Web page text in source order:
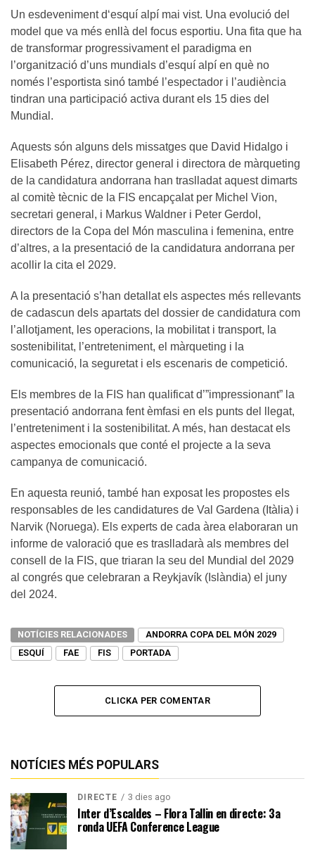
Un esdeveniment dʻesquí alpí mai vist. Una evolució del
model que va més enllà del focus esportiu. Una fita que ha
de transformar progressivament el paradigma en
l’organització d’uns mundials d’esquí alpí en què no
només l’esportista sinó també l’espectador i l’audiència
tindran una participació activa durant els 15 dies del
Mundial.
Aquests són alguns dels missatges que David Hidalgo i
Elisabeth Pérez, director general i directora de màrqueting
de la candidatura andorrana han traslladat aquest dimarts
al comitè tècnic de la FIS encapçalat per Michel Vion,
secretari general, i Markus Waldner i Peter Gerdol,
directors de la Copa del Món masculina i femenina, entre
d’altres, a la presentació de la candidatura andorrana per
acollir la cita el 2029.
A la presentació s’han detallat els aspectes més rellevants
de cadascun dels apartats del dossier de candidatura com
l’allotjament, les operacions, la mobilitat i transport, la
sostenibilitat, l’entreteniment, el màrqueting i la
comunicació, la seguretat i els escenaris de competició.
Els membres de la FIS han qualificat d’”impressionant” la
presentació andorrana fent èmfasi en els punts del llegat,
l’entreteniment i la sostenibilitat. A més, han destacat els
aspectes emocionals que conté el projecte a la seva
campanya de comunicació.
En aquesta reunió, també han exposat les propostes els
responsables de les candidatures de Val Gardena (Itàlia) i
Narvik (Noruega). Els experts de cada àrea elaboraran un
informe de valoració que es traslladarà als membres del
consell de la FIS, que triaran la seu del Mundial del 2029
al congrés que celebraran a Reykjavík (Islàndia) el juny
del 2024.
NOTÍCIES RELACIONADES
ANDORRA COPA DEL MÓN 2029
ESQUÍ
FAE FIS PORTADA
CLICKA PER COMENTAR
NOTÍCIES MÉS POPULARS
DIRECTE 3 dies ago
Inter d’Escaldes – Flora Tallin en directe: 3a
ronda UEFA Conference League